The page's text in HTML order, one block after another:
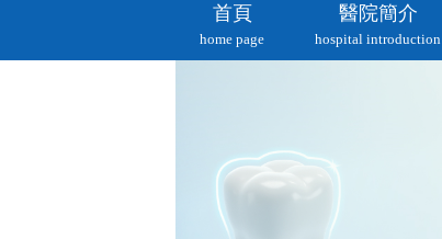
首頁
home page
醫院簡介
hospital introduction